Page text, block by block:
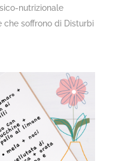
nutrizionale
soffrono di Disturbi